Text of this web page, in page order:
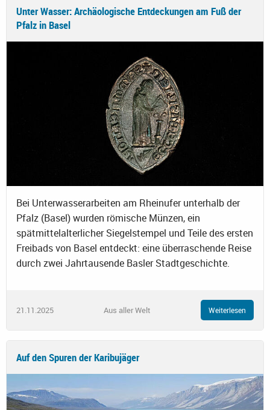
Unter Wasser: Archäologische Entdeckungen am Fuß der
Pfalz in Basel
Bei Unterwasserarbeiten am Rheinufer unterhalb der
Pfalz (Basel) wurden römische Münzen, ein
spätmittelalterlicher Siegelstempel und Teile des ersten
Freibads von Basel entdeckt: eine überraschende Reise
durch zwei Jahrtausende Basler Stadtgeschichte.
21.11.2025 Aus aller Welt Weiterlesen
Auf den Spuren der Karibujäger